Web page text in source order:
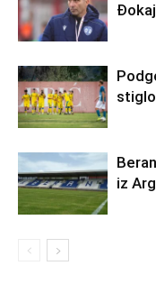
iz